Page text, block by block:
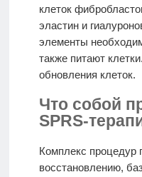
Врачи-
авторы
клеток
эластин и
элементы
также питают
обновления клеток.
Что собой
SPRS-
Комплекс процедур
восстановлению,